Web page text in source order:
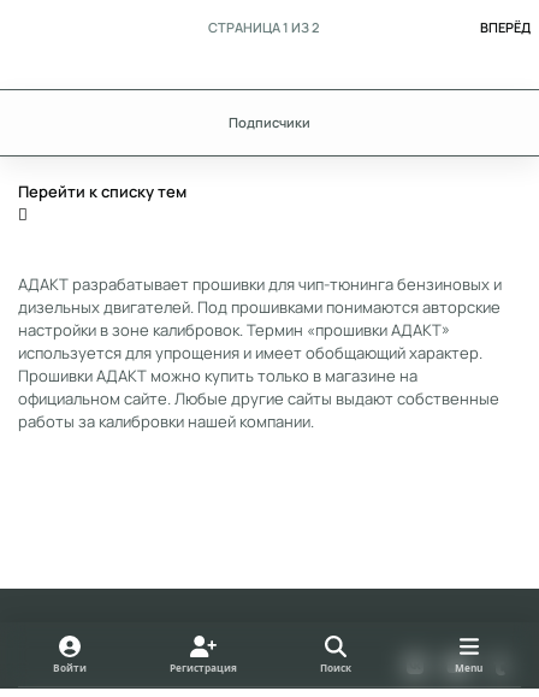
ВПЕРЁД
СТРАНИЦА 1 ИЗ 2
Подписчики
Перейти к списку тем
АДАКТ разрабатывает прошивки для чип-тюнинга бензиновых и
дизельных двигателей. Под прошивками понимаются авторские
настройки в зоне калибровок. Термин «прошивки АДАКТ»
используется для упрощения и имеет обобщающий характер.
Прошивки АДАКТ можно купить только в магазине на
официальном сайте. Любые другие сайты выдают собственные
работы за калибровки нашей компании.
Light ModeDark ModeSystem Preference
k
o
t
u
Войти Регистрация Поиск Menu